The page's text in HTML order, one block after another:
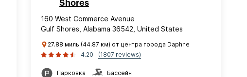
Shores
160 West Commerce Avenue
Gulf Shores, Alabama 36542, United States
27.88 миль (44.87 км) от центра города Daphne
4.20
(1807 reviews)
Парковка Бассейн